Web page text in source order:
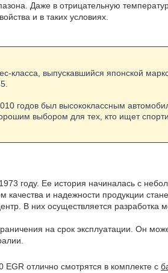
Даже в отрицательную
и в таких условиях.
класса, выпускавшийся японской
годов был высококлассным
выбором для тех, кто ищет
году. Ее история начиналась с
качества и надежности продукции
В них осуществляется
на срок эксплуатации. Он
EGR отлично смотрятся в комплекте с